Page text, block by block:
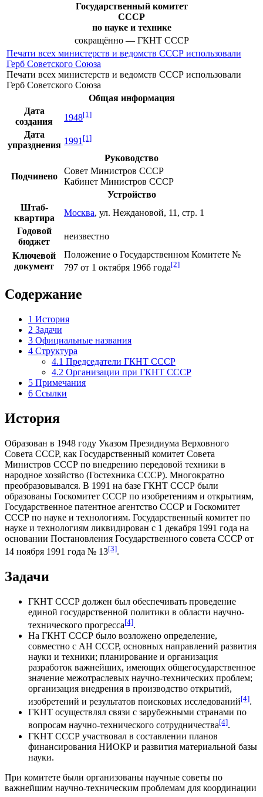
Государственный комитет
СССР
по науке и технике
сокращённо — ГКНТ СССР
Печати всех министерств и ведомств СССР использовали
Герб Советского Союза
Печати всех министерств и ведомств СССР использовали
Герб Советского Союза
Общая информация
Дата
создания
1948[1]
Дата
упразднения 1991 [1]
Руководство
Подчинено
Совет Министров СССР
Кабинет Министров СССР
Устройство
Штаб-
квартира
Москва, ул. Неждановой, 11, стр. 1
Годовой
бюджет
неизвестно
Ключевой
документ
Положение о Государственном Комитете №
797 от 1 октября 1966 года[2]
Содержание
1 История
2 Задачи
3 Официальные названия
4 Структура
4.1 Председатели ГКНТ СССР
4.2 Организации при ГКНТ СССР
5 Примечания
6 Ссылки
История
Образован в 1948 году Указом Президиума Верховного
Совета СССР, как Государственный комитет Совета
Министров СССР по внедрению передовой техники в
народное хозяйство (Гостехника СССР). Многократно
преобразовывался. В 1991 на базе ГКНТ СССР были
образованы Госкомитет СССР по изобретениям и открытиям,
Государственное патентное агентство СССР и Госкомитет
СССР по науке и технологиям. Государственный комитет по
науке и технологиям ликвидирован с 1 декабря 1991 года на
основании Постановления Государственного совета СССР от
14 ноября 1991 года № 13[3].
Задачи
ГКНТ СССР должен был обеспечивать проведение
единой государственной политики в области научно-
технического прогресса[4].
На ГКНТ СССР было возложено определение,
совместно с АН СССР, основных направлений развития
науки и техники; планирование и организация
разработок важнейших, имеющих общегосударственное
значение межотраслевых научно-технических проблем;
организация внедрения в производство открытий,
изобретений и результатов поисковых исследований[4].
ГКНТ осуществлял связи с зарубежными странами по
вопросам научно-технического сотрудничества[4].
ГКНТ СССР участвовал в составлении планов
финансирования НИОКР и развития материальной базы
науки.
При комитете были организованы научные советы по
важнейшим научно-техническим проблемам для координации